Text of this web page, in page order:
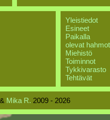
Yleistiedot
Esineet
Paikalla
olevat hahmot
Miehistö
Toiminnot
Tykkivarasto
Tehtävät
Mika R. 2009 - 2026